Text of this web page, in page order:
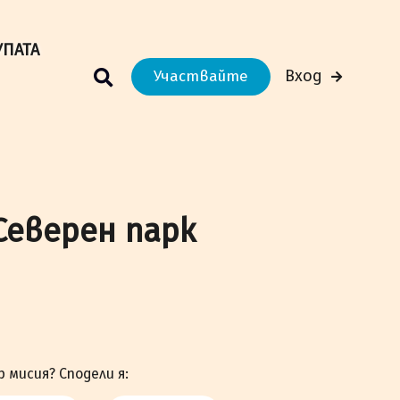
Участвайте Вход
парк
мисия? Сподели я: